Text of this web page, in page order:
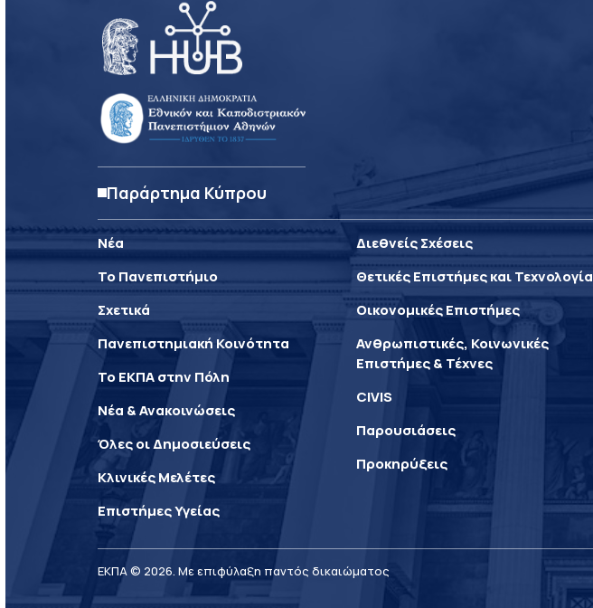
Παράρτημα Κύπρου
Νέα
Το Πανεπιστήμιο
Σχετικά
Πανεπιστημιακή Κοινότητα
Το ΕΚΠΑ στην Πόλη
Νέα & Ανακοινώσεις
Όλες οι Δημοσιεύσεις
Κλινικές Μελέτες
Επιστήμες Υγείας
Διεθνείς Σχέσεις
Θετικές Επιστήμες και Τεχνολογία
Οικονομικές Επιστήμες
Ανθρωπιστικές, Κοινωνικές
Επιστήμες & Τέχνες
CIVIS
Παρουσιάσεις
Προκηρύξεις
ΕΚΠΑ © 2026. Με επιφύλαξη παντός δικαιώματος